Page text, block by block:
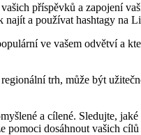
příspěvků a zapojení
najít a používat hashtagy na
ve vašem odvětví a
trh, může být
a cílené. Sledujte,
pomoci dosáhnout vašich